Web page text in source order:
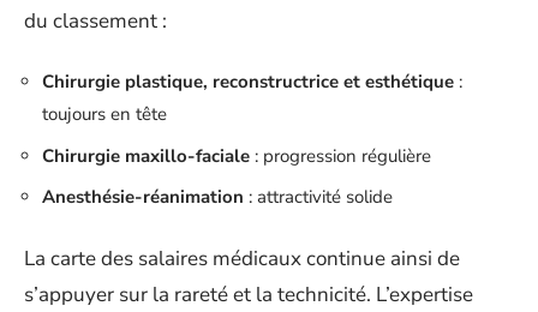
du classement :
Chirurgie plastique, reconstructrice et esthétique :
toujours en tête
Chirurgie maxillo-faciale : progression régulière
Anesthésie-réanimation : attractivité solide
La carte des salaires médicaux continue ainsi de
s’appuyer sur la rareté et la technicité. L’expertise